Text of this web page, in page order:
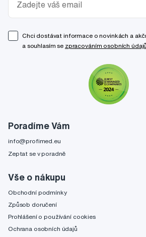
Poradíme Vám
info@profimed.eu
Zeptat se v poradně
Vše o nákupu
Obchodní podmínky
Způsob doručení
Prohlášení o používání cookies
Ochrana osobních údajů
Chci dostávat informace o novinkách a
a souhlasím se zpracováním osobních údajů